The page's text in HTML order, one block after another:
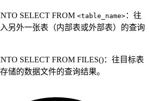
SELECT FROM <table_name> ：往
另外一张表（内部表或外部表）的查询
SELECT FROM FILES()：往目标表
储的数据文件的查询结果。